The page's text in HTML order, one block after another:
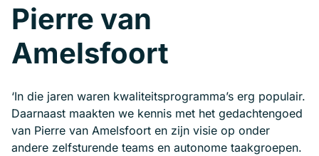
Pierre van
Amelsfoort
‘In die jaren waren kwaliteitsprogramma’s erg populair.
Daarnaast maakten we kennis met het gedachtengoed
van Pierre van Amelsfoort en zijn visie op onder
andere zelfsturende teams en autonome taakgroepen.